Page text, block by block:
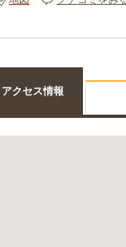
クセス情報